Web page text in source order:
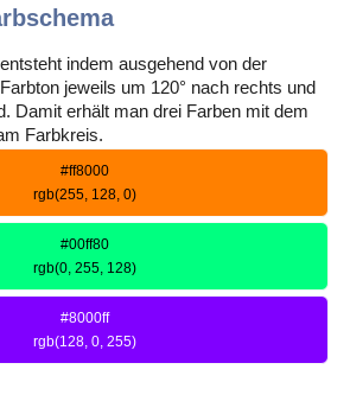
indem ausgehend von der
jeweils um 120° nach rechts und
Damit erhält man drei Farben mit dem
Farbkreis.
#ff8000
rgb(255, 128, 0)
#00ff80
rgb(0, 255, 128)
#8000ff
rgb(128, 0, 255)